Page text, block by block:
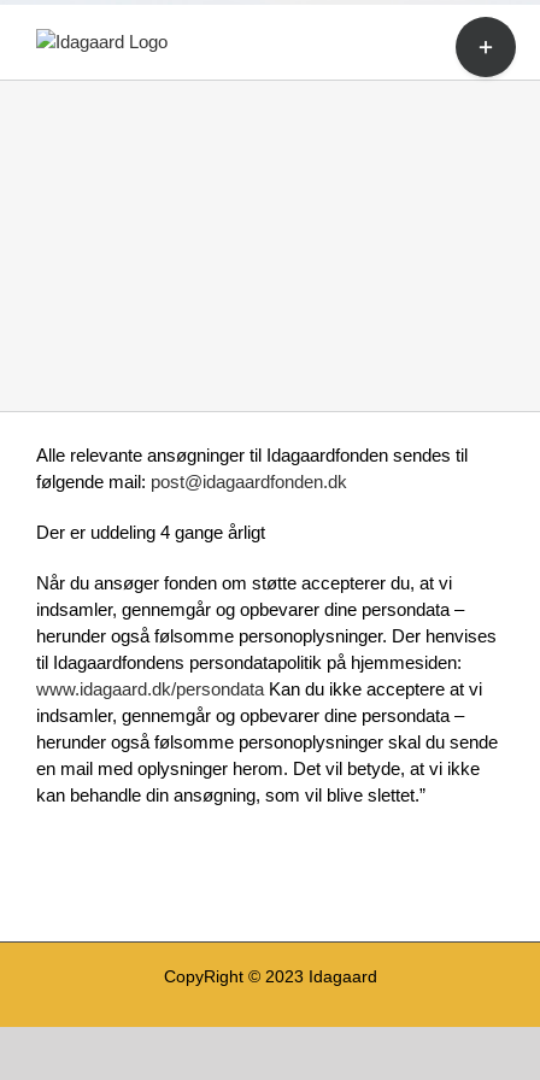
Alle relevante ansøgninger til Idagaardfonden sendes til
følgende mail: post@idagaardfonden.dk
Der er uddeling 4 gange årligt
Når du ansøger fonden om støtte accepterer du, at vi
indsamler, gennemgår og opbevarer dine persondata –
herunder også følsomme personoplysninger. Der henvises
til Idagaardfondens persondatapolitik på hjemmesiden:
www.idagaard.dk/persondataKan du ikke acceptere at vi
indsamler, gennemgår og opbevarer dine persondata –
herunder også følsomme personoplysninger skal du sende
en mail med oplysninger herom. Det vil betyde, at vi ikke
kan behandle din ansøgning, som vil blive slettet.”
CopyRight © 2023 Idagaard
Toggle
Sliding
Bar